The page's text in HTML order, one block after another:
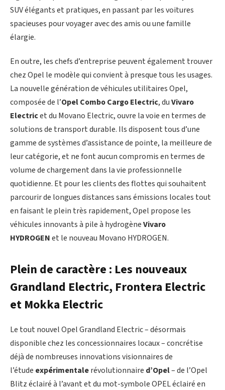
SUV élégants et pratiques, en passant par les voitures
spacieuses pour voyager avec des amis ou une famille
élargie.
En outre, les chefs d’entreprise peuvent également trouver
chez Opel le modèle qui convient à presque tous les usages.
La nouvelle génération de véhicules utilitaires Opel,
composée de l’Opel Combo Cargo Electric, duVivaro
Electricet du Movano Electric, ouvre la voie en termes de
solutions de transport durable. Ils disposent tous d’une
gamme de systèmes d’assistance de pointe, la meilleure de
leur catégorie, et ne font aucun compromis en termes de
volume de chargement dans la vie professionnelle
quotidienne. Et pour les clients des flottes qui souhaitent
parcourir de longues distances sans émissions locales tout
en faisant le plein très rapidement, Opel propose les
véhicules innovants à pile à hydrogèneVivaro
HYDROGENet le nouveau Movano HYDROGEN.
Plein de caractère : Les nouveaux
Grandland Electric, Frontera Electric
et Mokka Electric
Le tout nouvel Opel Grandland Electric – désormais
disponible chez les concessionnaires locaux – concrétise
déjà de nombreuses innovations visionnaires de
l’étude expérimentalerévolutionnaire d’Opel– de l’Opel
Blitz éclairé à l’avant et du mot-symbole OPEL éclairé en